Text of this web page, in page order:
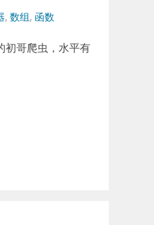
, 数组, 函数
初哥爬虫，水平有